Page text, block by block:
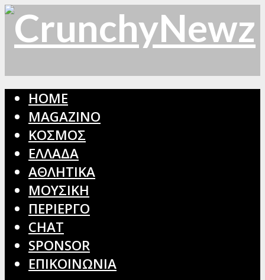
HOME
MAGAZINO
ΚΟΣΜΟΣ
ΕΛΛΑΔΑ
ΑΘΛΗΤΙΚΑ
ΜΟΥΣΙΚΗ
ΠΕΡΙΕΡΓΟ
CHAT
SPONSOR
ΕΠΙΚΟΙΝΩΝΙΑ